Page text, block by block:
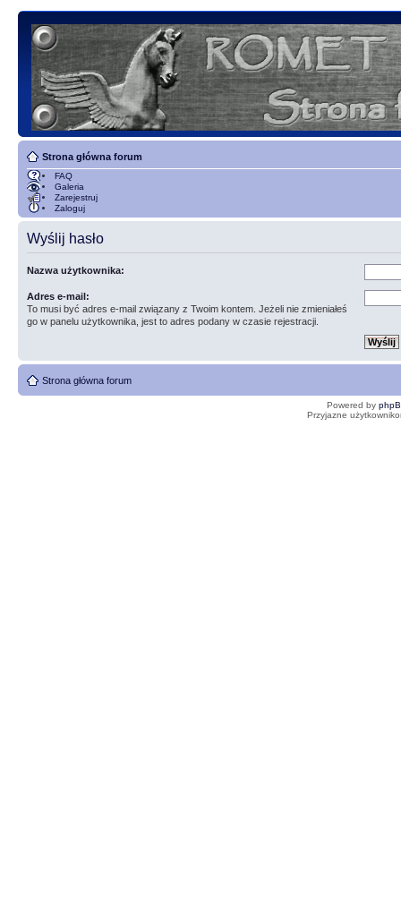
Strona główna forum
FAQ
Galeria
Zarejestruj
Zaloguj
Wyślij hasło
Nazwa użytkownika:
Adres e-mail:
To musi być adres e-mail związany z Twoim kontem. Jeżeli nie zmieniałeś
go w panelu użytkownika, jest to adres podany w czasie rejestracji.
Strona główna forum
Powered by
Przyjazne